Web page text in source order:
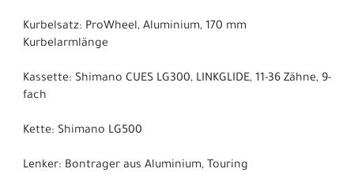
Kurbelsatz: ProWheel, Aluminium, 170 mm
Kurbelarmlänge
Kassette: Shimano CUES LG300, LINKGLIDE, 11-36 Zähne, 9-
fach
Kette: Shimano LG500
Lenker: Bontrager aus Aluminium, Touring